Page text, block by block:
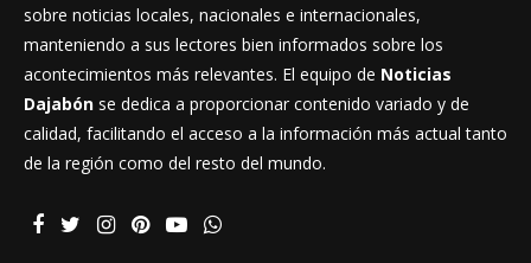
sobre noticias locales, nacionales e internacionales,
manteniendo a sus lectores bien informados sobre los
acontecimientos más relevantes. El equipo de Noticias
Dajabón se dedica a proporcionar contenido variado y de
calidad, facilitando el acceso a la información más actual tanto
de la región como del resto del mundo.